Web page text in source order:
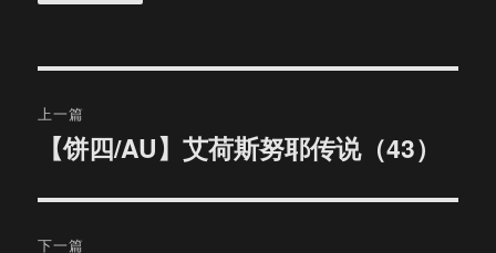
章
航
上一篇
文
章：
【饼四/AU】艾荷斯努耶传说（43）
下一篇